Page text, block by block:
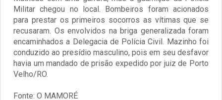
Militar chegou no local. Bombeiros foram acionados
para prestar os primeiros socorros as vítimas que se
recusaram. Os envolvidos na briga generalizada foram
encaminhados a Delegacia de Polícia Civil. Mazinho foi
conduzido ao presídio masculino, pois em seu desfavor
havia um mandado de prisão expedido por juiz de Porto
Velho/RO.
Fonte: O MAMORÉ